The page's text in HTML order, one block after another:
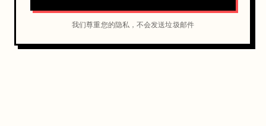
我们尊重您的隐私，不会发送垃圾邮件